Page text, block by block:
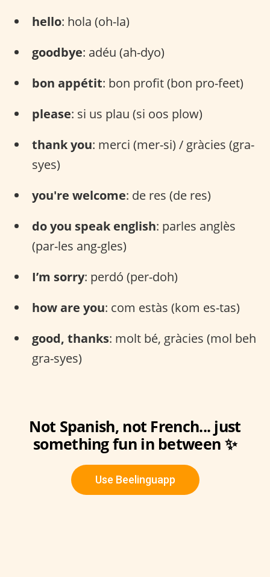
hello: hola (oh-la)
goodbye: adéu (ah-dyo)
bon appétit: bon profit (bon pro-feet)
please: si us plau (si oos plow)
thank you: merci (mer-si) / gràcies (gra-
syes)
you're welcome: de res (de res)
do you speak english: parles anglès
(par-les ang-gles)
I’m sorry: perdó (per-doh)
how are you: com estàs (kom es-tas)
good, thanks: molt bé, gràcies (mol beh
gra-syes)
Not Spanish, not French... just
something fun in between ✨
Use Beelinguapp